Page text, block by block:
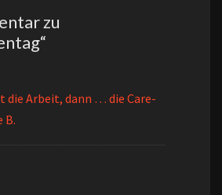
zu
“
die Arbeit, dann … die Care-
B.